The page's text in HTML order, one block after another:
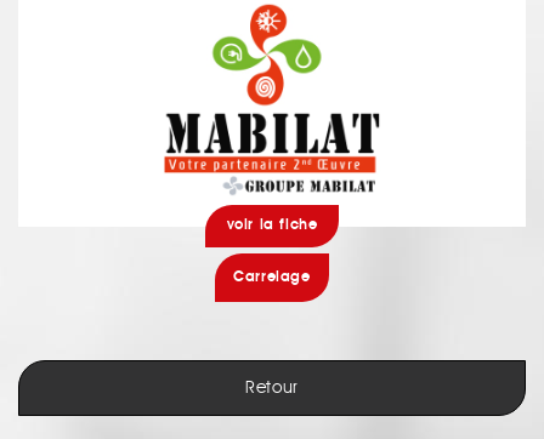
voir la fiche
Carrelage
Retour